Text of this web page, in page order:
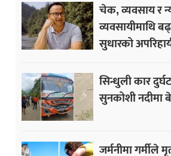
चेक, व्यवसाय र
व्यवसायीमाथि
सुधारको
सिन्धुली कार
सुनकोशी नदीमा
जर्मनीमा गर्मीले